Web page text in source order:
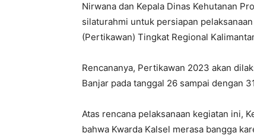
Nirwana dan Kepala Dinas Kehutanan
silaturahmi untuk persiapan
(Pertikawan) Tingkat Regional
Rencananya, Pertikawan 2023 akan
Banjar pada tanggal 26 sampai dengan
Atas rencana pelaksanaan kegiatan ini,
bahwa Kwarda Kalsel merasa bangga